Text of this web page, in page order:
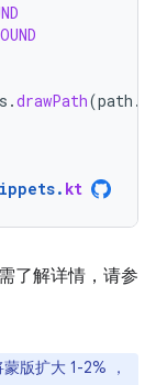
.drawPath(path .
. kt
了解详情，请参
版扩大 1-2% ，